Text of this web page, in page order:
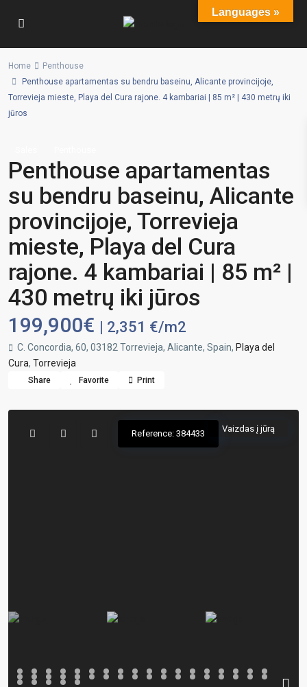
Home
Penthouse
Penthouse apartamentas su bendru baseinu, Alicante provincijoje,
Torrevieja mieste, Playa del Cura rajone. 4 kambariai | 85 m² | 430 metrų iki
jūros
Penthouse apartamentas
su bendru baseinu, Alicante
provincijoje, Torrevieja
mieste, Playa del Cura
rajone. 4 kambariai | 85 m² |
430 metrų iki jūros
199,900€ | 2,351 €/m2
C. Concordia, 60, 03182 Torrevieja, Alicante, Spain, Playa del
Cura, Torrevieja
Share Favorite Print
Vaizdas į jūrą
Reference: 384433
Languages »